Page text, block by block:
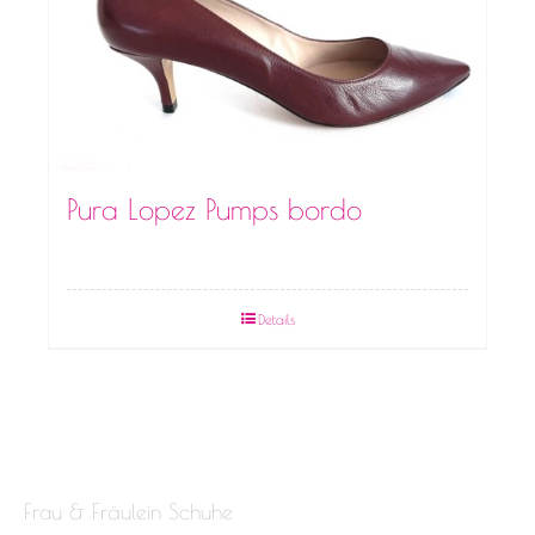
Pura Lopez Pumps bordo
Details
Frau & Fräulein Schuhe